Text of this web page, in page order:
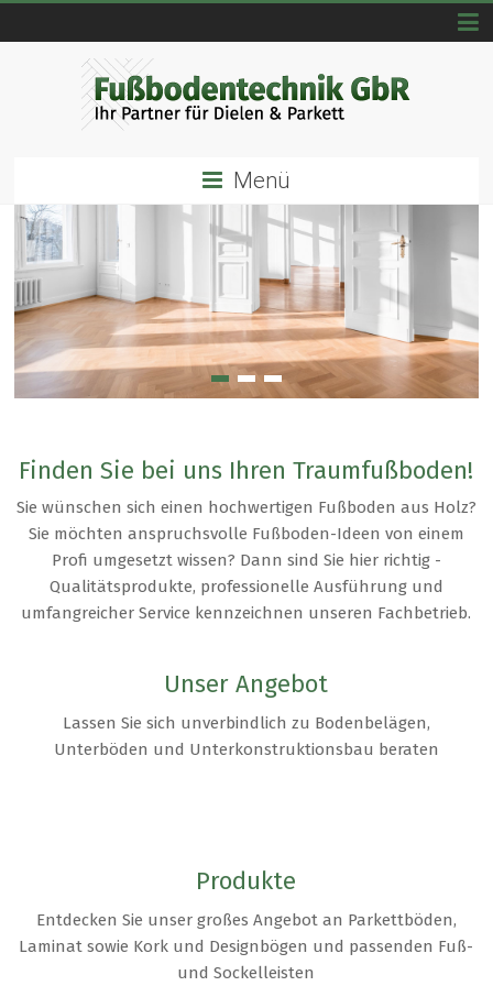
Menü
Finden Sie bei uns Ihren Traumfußboden!
Sie wünschen sich einen hochwertigen Fußboden aus Holz?
Sie möchten anspruchsvolle Fußboden-Ideen von einem
Profi umgesetzt wissen? Dann sind Sie hier richtig -
Qualitätsprodukte, professionelle Ausführung und
umfangreicher Service kennzeichnen unseren Fachbetrieb.
Unser Angebot
Lassen Sie sich unverbindlich zu Bodenbelägen,
Unterböden und Unterkonstruktionsbau beraten
Produkte
Entdecken Sie unser großes Angebot an Parkettböden,
Laminat sowie Kork und Designbögen und passenden Fuß-
und Sockelleisten